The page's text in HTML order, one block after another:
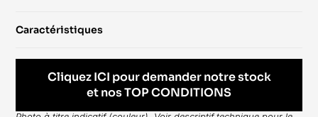
Caractéristiques
Cliquez ICI pour demander notre stock
et nos TOP CONDITIONS